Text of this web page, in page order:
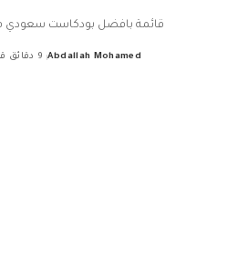
قائمة بافضل بودكاست سعودي
Abdallah Mohamed 9 دقائق قراءة